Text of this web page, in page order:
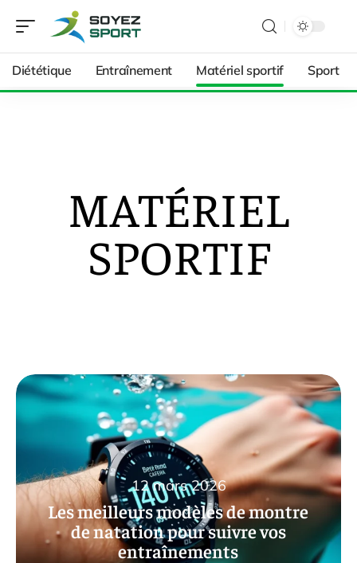
Diététique Entraînement Matériel sportif Sport
MATÉRIEL
SPORTIF
Les meilleurs modèles de montre
de natation pour suivre vos
entraînements
12 mars 2026